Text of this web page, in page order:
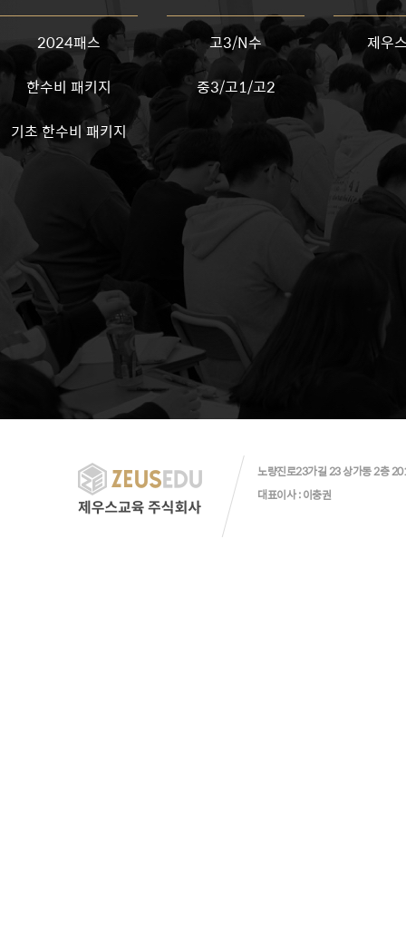
2024패스
한수비 패키지
기초 한수비 패키지
고3/N수
중3/고1/고2
제우
노량진로23가길 23 상가동 2층
대표이사 : 이충권